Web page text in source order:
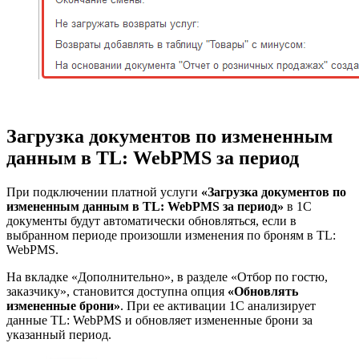
Загрузка документов по измененным
данным в TL: WebPMS за период
При подключении платной услуги «Загрузка документов по
измененным данным в TL: WebPMS за период» в 1С
документы будут автоматически обновляться, если в
выбранном периоде произошли изменения по броням в TL:
WebPMS.
На вкладке «Дополнительно», в разделе «Отбор по гостю,
заказчику», становится доступна опция «Обновлять
измененные брони». При ее активации 1С анализирует
данные TL: WebPMS и обновляет измененные брони за
указанный период.